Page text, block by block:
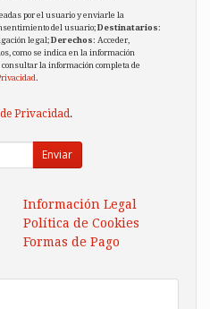
por el usuario y enviarle la
del usuario;Destinatarios:
legal;Derechos: Acceder,
como se indica en la información
consultar la información completa de
.
Privacidad .
Enviar
Información Legal
Política de Cookies
Formas de Pago